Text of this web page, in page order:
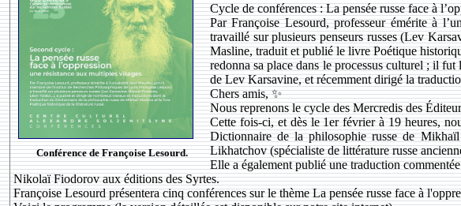
Conférence de Françoise Lesourd.
Cycle de conférences : La pensée russe face à
Par Françoise Lesourd, professeur émérite à
travaillé sur plusieurs penseurs russes (Lev
Masline, traduit et publié le livre Poétique
redonna sa place dans le processus culturel ; il
de Lev Karsavine, et récemment dirigé la
Chers amis, ✨
Nous reprenons le cycle des Mercredis des
Cette fois-ci, et dès le 1er février à 19 heures,
Dictionnaire de la philosophie russe de
Likhatchov (spécialiste de littérature russe
Elle a également publié une traduction
Nikolaï Fiodorov aux éditions des Syrtes.
Françoise Lesourd présentera cinq conférences sur le thème La pensée russe face à